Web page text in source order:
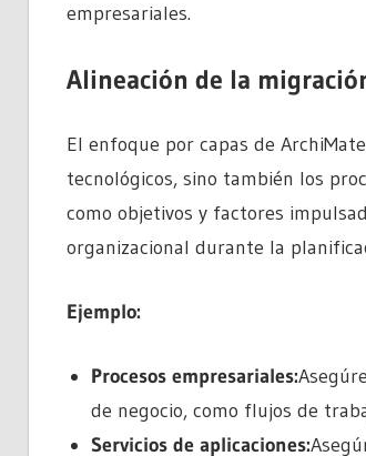
empresariales.
Alineación de la
El enfoque por capas de
tecnológicos, sino también los
como objetivos y factores
organizacional durante la
Ejemplo:
Procesos empresariales:
de negocio, como flujos de
Servicios de aplicaciones: